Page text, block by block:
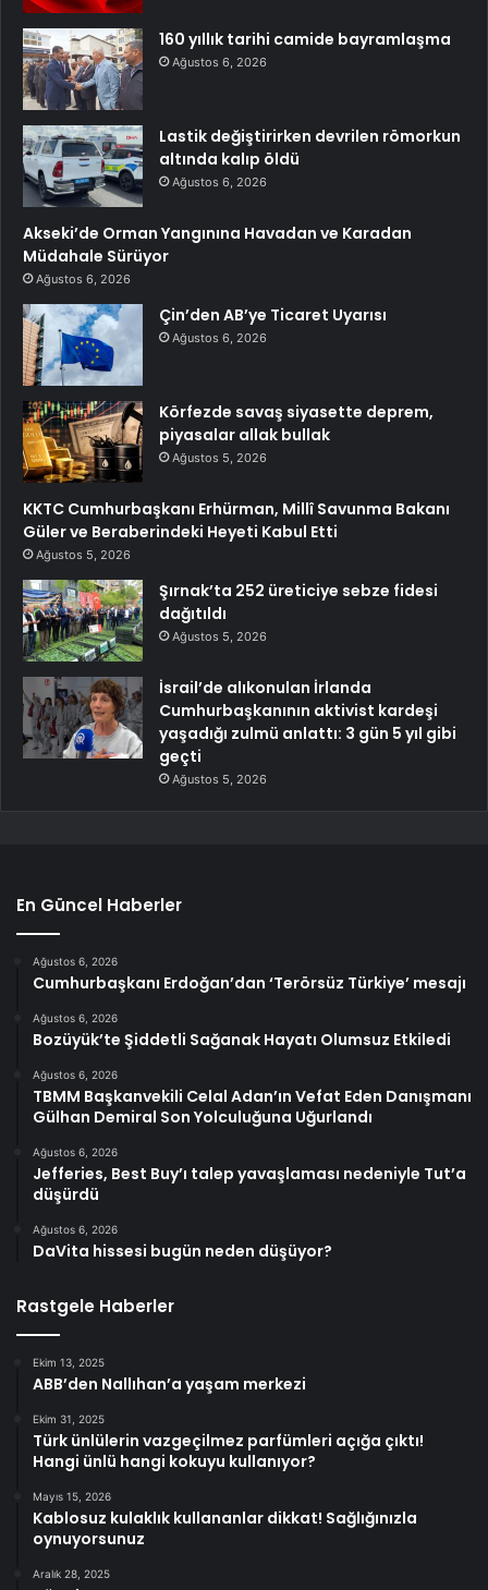
160 yıllık tarihi camide bayramlaşma
Ağustos 6, 2026
Lastik değiştirirken devrilen römorkun
altında kalıp öldü
Ağustos 6, 2026
Akseki’de Orman Yangınına Havadan ve Karadan
Müdahale Sürüyor
Ağustos 6, 2026
Çin’den AB’ye Ticaret Uyarısı
Ağustos 6, 2026
Körfezde savaş siyasette deprem,
piyasalar allak bullak
Ağustos 5, 2026
KKTC Cumhurbaşkanı Erhürman, Millî Savunma Bakanı
Güler ve Beraberindeki Heyeti Kabul Etti
Ağustos 5, 2026
Şırnak’ta 252 üreticiye sebze fidesi
dağıtıldı
Ağustos 5, 2026
İsrail’de alıkonulan İrlanda
Cumhurbaşkanının aktivist kardeşi
yaşadığı zulmü anlattı: 3 gün 5 yıl gibi
geçti
Ağustos 5, 2026
En Güncel Haberler
Ağustos 6, 2026
Cumhurbaşkanı Erdoğan’dan ‘Terörsüz Türkiye’ mesajı
Ağustos 6, 2026
Bozüyük’te Şiddetli Sağanak Hayatı Olumsuz Etkiledi
Ağustos 6, 2026
TBMM Başkanvekili Celal Adan’ın Vefat Eden Danışmanı
Gülhan Demiral Son Yolculuğuna Uğurlandı
Ağustos 6, 2026
Jefferies, Best Buy’ı talep yavaşlaması nedeniyle Tut’a
düşürdü
Ağustos 6, 2026
DaVita hissesi bugün neden düşüyor?
Rastgele Haberler
Ekim 13, 2025
ABB’den Nallıhan’a yaşam merkezi
Ekim 31, 2025
Türk ünlülerin vazgeçilmez parfümleri açığa çıktı!
Hangi ünlü hangi kokuyu kullanıyor?
Mayıs 15, 2026
Kablosuz kulaklık kullananlar dikkat! Sağlığınızla
oynuyorsunuz
Aralık 28, 2025